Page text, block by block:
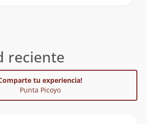
reciente
tu experiencia!
Punta Picoyo